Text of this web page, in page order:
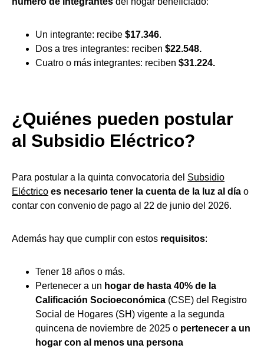
Un integrante: recibe $17.346.
Dos a tres integrantes: reciben $22.548.
Cuatro o más integrantes: reciben $31.224.
¿Quiénes pueden postular
al Subsidio Eléctrico?
Para postular a la quinta convocatoria del Subsidio
Eléctrico es necesario tener la cuenta de la luz al día o
contar con convenio de pago al 22 de junio del 2026.
Además hay que cumplir con estos requisitos:
Tener 18 años o más.
Pertenecer a un hogar de hasta 40% de la
Calificación Socioeconómica (CSE) del Registro
Social de Hogares (SH) vigente a la segunda
quincena de noviembre de 2025 o pertenecer a un
hogar con al menos una persona